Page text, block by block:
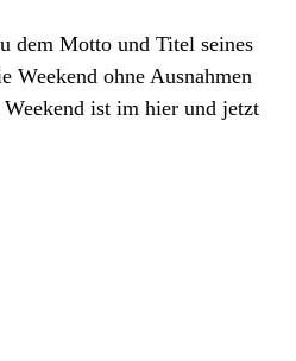
dem Motto und Titel seines
Weekend ohne Ausnahmen
ist im hier und jetzt